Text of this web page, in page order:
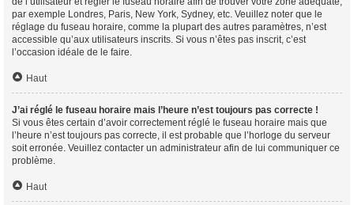
par exemple Londres, Paris, New York, Sydney, etc. Veuillez noter que le
réglage du fuseau horaire, comme la plupart des autres paramètres, n’est
accessible qu’aux utilisateurs inscrits. Si vous n’êtes pas inscrit, c’est
l’occasion idéale de le faire.
Haut
J’ai réglé le fuseau horaire mais l’heure n’est toujours pas correcte !
Si vous êtes certain d’avoir correctement réglé le fuseau horaire mais que
l’heure n’est toujours pas correcte, il est probable que l’horloge du serveur
soit erronée. Veuillez contacter un administrateur afin de lui communiquer ce
problème.
Haut